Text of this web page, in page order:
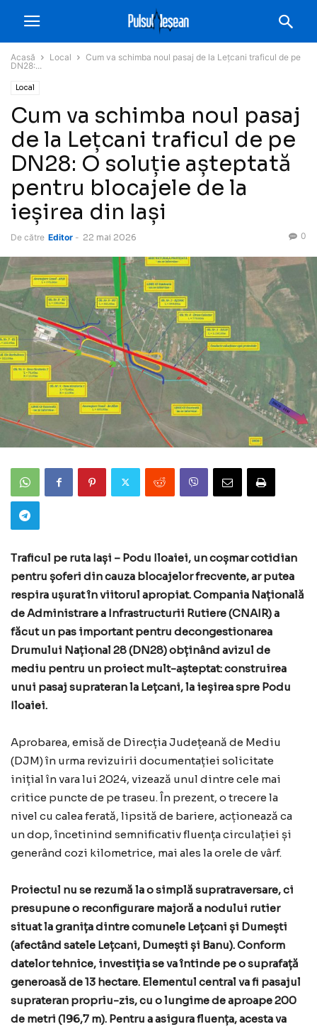
Acasă Local
Cum va schimba noul pasaj de la Lețcani traficul de pe
DN28:...
Local
Cum va schimba noul pasaj
de la Lețcani traficul de pe
DN28: O soluție așteptată
pentru blocajele de la
ieșirea din Iași
De către Editor - 22 mai 2026 0
Traficul pe ruta Iași – Podu Iloaiei, un coșmar cotidian
pentru șoferi din cauza blocajelor frecvente, ar putea
respira ușurat în viitorul apropiat. Compania Națională
de Administrare a Infrastructurii Rutiere (CNAIR) a
făcut un pas important pentru decongestionarea
Drumului Național 28 (DN28) obținând avizul de
mediu pentru un proiect mult-așteptat: construirea
unui pasaj suprateran la Lețcani, la ieșirea spre Podu
Iloaiei.
Aprobarea, emisă de Direcția Județeană de Mediu
(DJM) în urma revizuirii documentației solicitate
inițial în vara lui 2024, vizează unul dintre cele mai
critice puncte de pe traseu. În prezent, o trecere la
nivel cu calea ferată, lipsită de bariere, acționează ca
un dop, încetinind semnificativ fluența circulației și
generând cozi kilometrice, mai ales la orele de vârf.
Proiectul nu se rezumă la o simplă supratraversare, ci
presupune o reconfigurare majoră a nodului rutier
situat la granița dintre comunele Lețcani și Dumești
(afectând satele Lețcani, Dumești și Banu). Conform
datelor tehnice, investiția se va întinde pe o suprafață
generoasă de 13 hectare. Elementul central va fi pasajul
suprateran propriu-zis, cu o lungime de aproape 200
de metri (196,7 m). Pentru a asigura fluența, acesta va